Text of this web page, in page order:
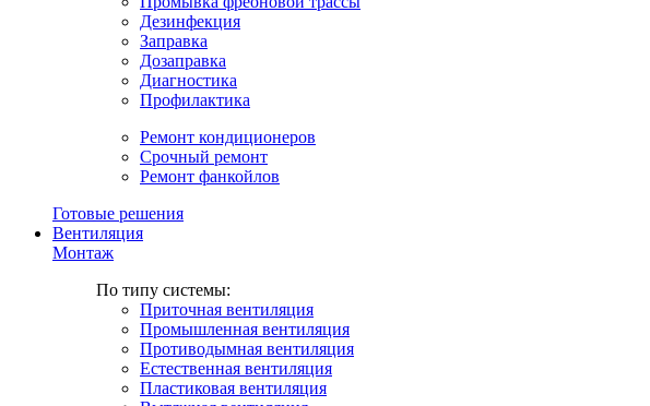
Дезинфекция
Заправка
Дозаправка
Диагностика
Профилактика
Ремонт кондиционеров
Срочный ремонт
Ремонт фанкойлов
Готовые решения
Вентиляция
Монтаж
По типу системы:
Приточная вентиляция
Промышленная вентиляция
Противодымная вентиляция
Естественная вентиляция
Пластиковая вентиляция